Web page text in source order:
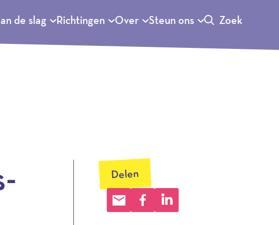
de slag Richtingen Over Steun ons Zoek
Delen